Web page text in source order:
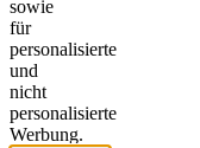
sowie
für
personalisierte
und
nicht
personalisierte
Werbung.